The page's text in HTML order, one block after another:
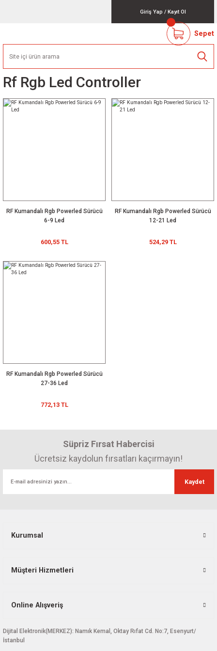
Giriş Yap / Kayıt Ol
Sepet
Rf Rgb Led Controller
RF Kumandalı Rgb Powerled Sürücü
6-9 Led
600,55 TL
RF Kumandalı Rgb Powerled Sürücü
12-21 Led
524,29 TL
RF Kumandalı Rgb Powerled Sürücü
27-36 Led
772,13 TL
Süpriz Fırsat Habercisi
Ücretsiz kaydolun fırsatları kaçırmayın!
Kaydet
Kurumsal
Müşteri Hizmetleri
Online Alışveriş
Dijital Elektronik(MERKEZ): Namık Kemal, Oktay Rıfat Cd. No:7, Esenyurt/
İstanbul